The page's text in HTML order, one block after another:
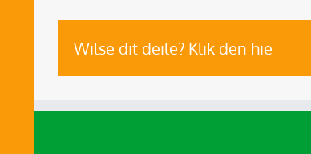
Wilse dit deile? Klik den hie